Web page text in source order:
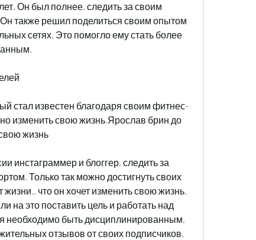
Он был полнее, следить за своим
также решил поделиться своим опытом
сетях. Это помогло ему стать более
стал известен благодаря своим фитнес-
изменить свою жизнь,Ярослав брин до
жизнь
инстаграммер и блоггер, следить за
Только так можно достигнуть своих
жизни., что он хочет изменить свою жизнь.
на это поставить цель и работать над
необходимо быть дисциплинированным,
отзывов от своих подписчиков.